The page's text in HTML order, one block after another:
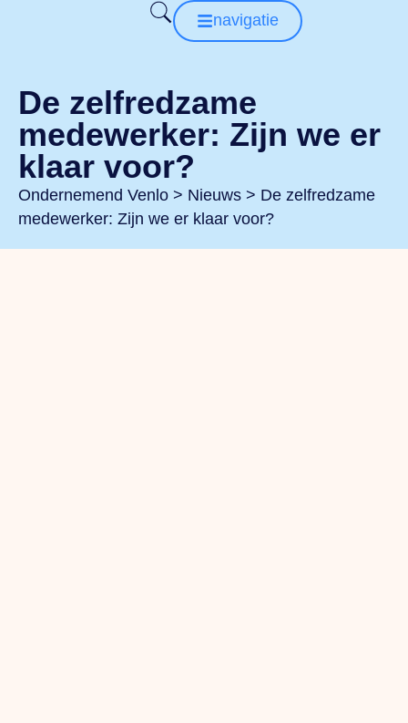
navigatie
De zelfredzame
medewerker: Zijn we er
klaar voor?
Ondernemend Venlo > Nieuws > De zelfredzame
medewerker: Zijn we er klaar voor?